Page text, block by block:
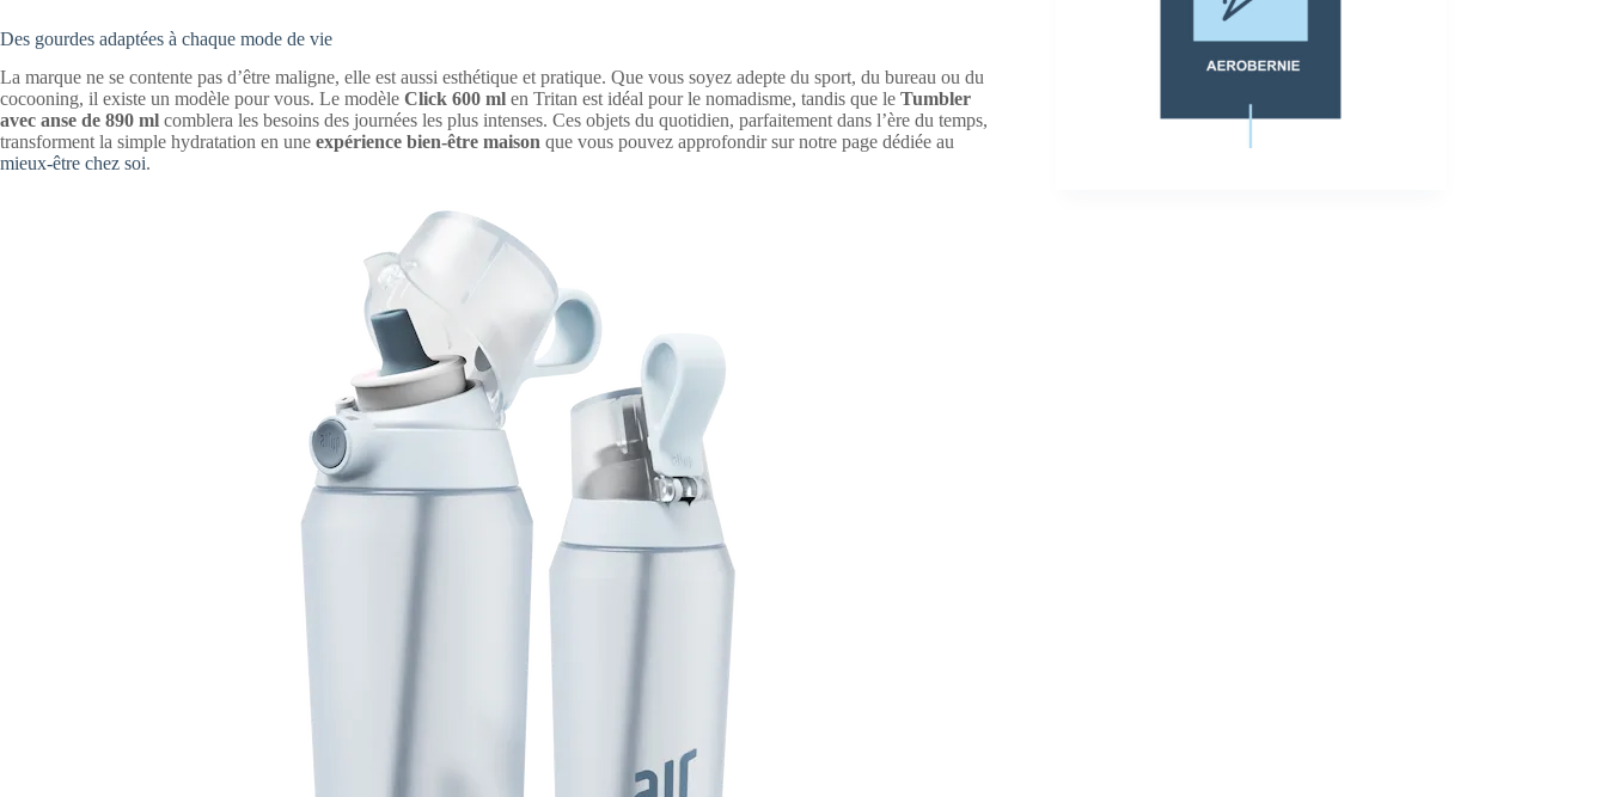
Des gourdes adaptées à chaque mode de vie
La marque ne se contente pas d’être maligne, elle est aussi esthétique et pratique. Que vous soyez adepte du sport, du bureau ou du
cocooning, il existe un modèle pour vous. Le modèle Click 600 ml en Tritan est idéal pour le nomadisme, tandis que le Tumbler
avec anse de 890 ml comblera les besoins des journées les plus intenses. Ces objets du quotidien, parfaitement dans l’ère du temps,
transforment la simple hydratation en une expérience bien-être maison que vous pouvez approfondir sur notre page dédiée au
mieux-être chez soi.